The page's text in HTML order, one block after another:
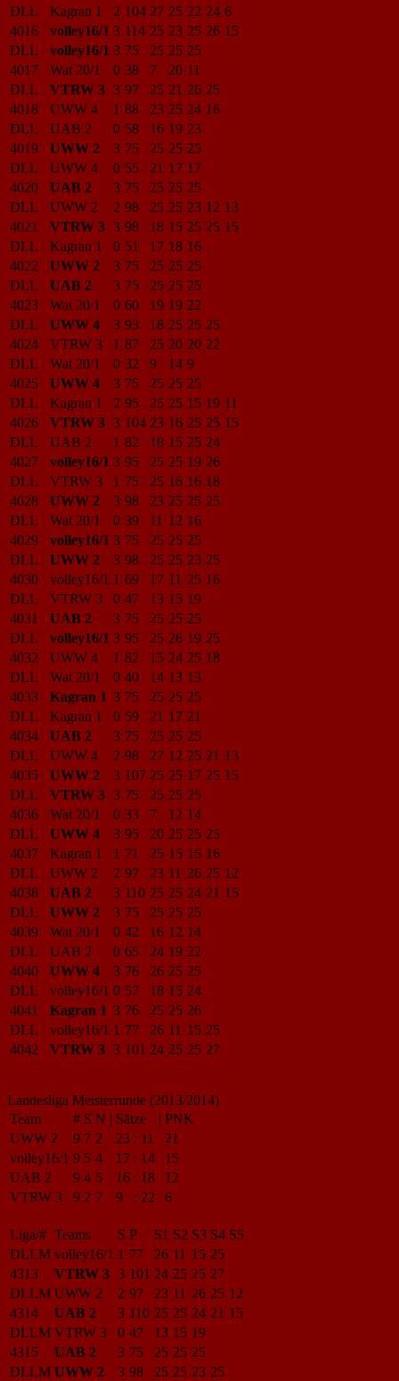
DLL
Kagran 1 2 104 27 25 22 24 6
4016
volley16/1 3 114 25 23 25 26 15
DLL
volley16/1 3 75 25 25 25
4017
Wat 20/1 0 38 7 20 11
DLL
VTRW 3 3 97 25 21 26 25
4018
UWW 4 1 88 23 25 24 16
DLL
UAB 2 0 58 16 19 23
4019
UWW 2 3 75 25 25 25
DLL
UWW 4 0 55 21 17 17
4020
UAB 2 3 75 25 25 25
DLL
UWW 2 2 98 25 25 23 12 13
4021
VTRW 3 3 98 18 15 25 25 15
DLL
Kagran 1 0 51 17 18 16
4022
UWW 2 3 75 25 25 25
DLL
UAB 2 3 75 25 25 25
4023
Wat 20/1 0 60 19 19 22
DLL
UWW 4 3 93 18 25 25 25
4024
VTRW 3 1 87 25 20 20 22
DLL
Wat 20/1 0 32 9 14 9
4025
UWW 4 3 75 25 25 25
DLL
Kagran 1 2 95 25 25 15 19 11
4026
VTRW 3 3 104 23 16 25 25 15
DLL
UAB 2 1 82 18 15 25 24
4027
volley16/1 3 95 25 25 19 26
DLL
VTRW 3 1 75 25 16 16 18
4028
UWW 2 3 98 23 25 25 25
DLL
Wat 20/1 0 39 11 12 16
4029
volley16/1 3 75 25 25 25
DLL
UWW 2 3 98 25 25 23 25
4030
volley16/1 1 69 17 11 25 16
DLL
VTRW 3 0 47 13 15 19
4031
UAB 2 3 75 25 25 25
DLL
volley16/1 3 95 25 26 19 25
4032
UWW 4 1 82 15 24 25 18
DLL
Wat 20/1 0 40 14 13 13
4033
Kagran 1 3 75 25 25 25
DLL
Kagran 1 0 59 21 17 21
4034
UAB 2 3 75 25 25 25
DLL
UWW 4 2 98 27 12 25 21 13
4035
UWW 2 3 107 25 25 17 25 15
DLL
VTRW 3 3 75 25 25 25
4036
Wat 20/1 0 33 7 12 14
DLL
UWW 4 3 95 20 25 25 25
4037
Kagran 1 1 71 25 15 15 16
DLL
UWW 2 2 97 23 11 26 25 12
4038
UAB 2 3 110 25 25 24 21 15
DLL
UWW 2 3 75 25 25 25
4039
Wat 20/1 0 42 16 12 14
DLL
UAB 2 0 65 24 19 22
4040
UWW 4 3 76 26 25 25
DLL
volley16/1 0 57 18 15 24
4041
Kagran 1 3 76 25 25 26
DLL
volley16/1 1 77 26 11 15 25
4042
VTRW 3 3 101 24 25 25 27
Landesliga Meisterrunde (2013/2014)
Team
# S N | Sätze | PNK
UWW 2
9 7 2 23 : 11
21
volley16/1 9 5 4 17 : 14
15
UAB 2
9 4 5 16 : 18
12
VTRW 3
9 2 7 9 : 22 6
Liga/# Teams S P S1 S2 S3 S4 S5
DLLM volley16/1 1 77 26 11 15 25
4313
VTRW 3 3 101 24 25 25 27
DLLM UWW 2 2 97 23 11 26 25 12
4314
UAB 2 3 110 25 25 24 21 15
DLLM VTRW 3 0 47 13 15 19
4315
UAB 2 3 75 25 25 25
DLLM UWW 2 3 98 25 25 23 25